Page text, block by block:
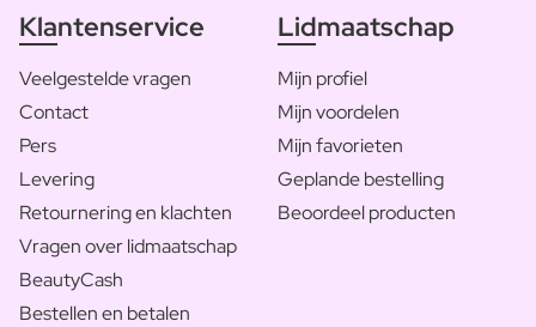
Klantenservice
Veelgestelde vragen
Contact
Pers
Levering
Retournering en klachten
Vragen over lidmaatschap
BeautyCash
Bestellen en betalen
Lidmaatschap
Mijn profiel
Mijn voordelen
Mijn favorieten
Geplande bestelling
Beoordeel producten